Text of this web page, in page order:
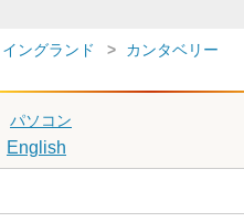
イングランド
カンタベリー
パソコン
English